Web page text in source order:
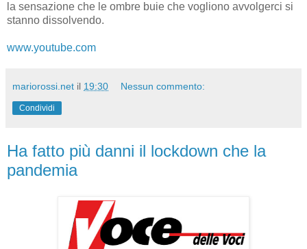
la sensazione che le ombre buie che vogliono avvolgerci si
stanno dissolvendo.
www.youtube.com
mariorossi.net il 19:30 Nessun commento:
Condividi
Ha fatto più danni il lockdown che la
pandemia